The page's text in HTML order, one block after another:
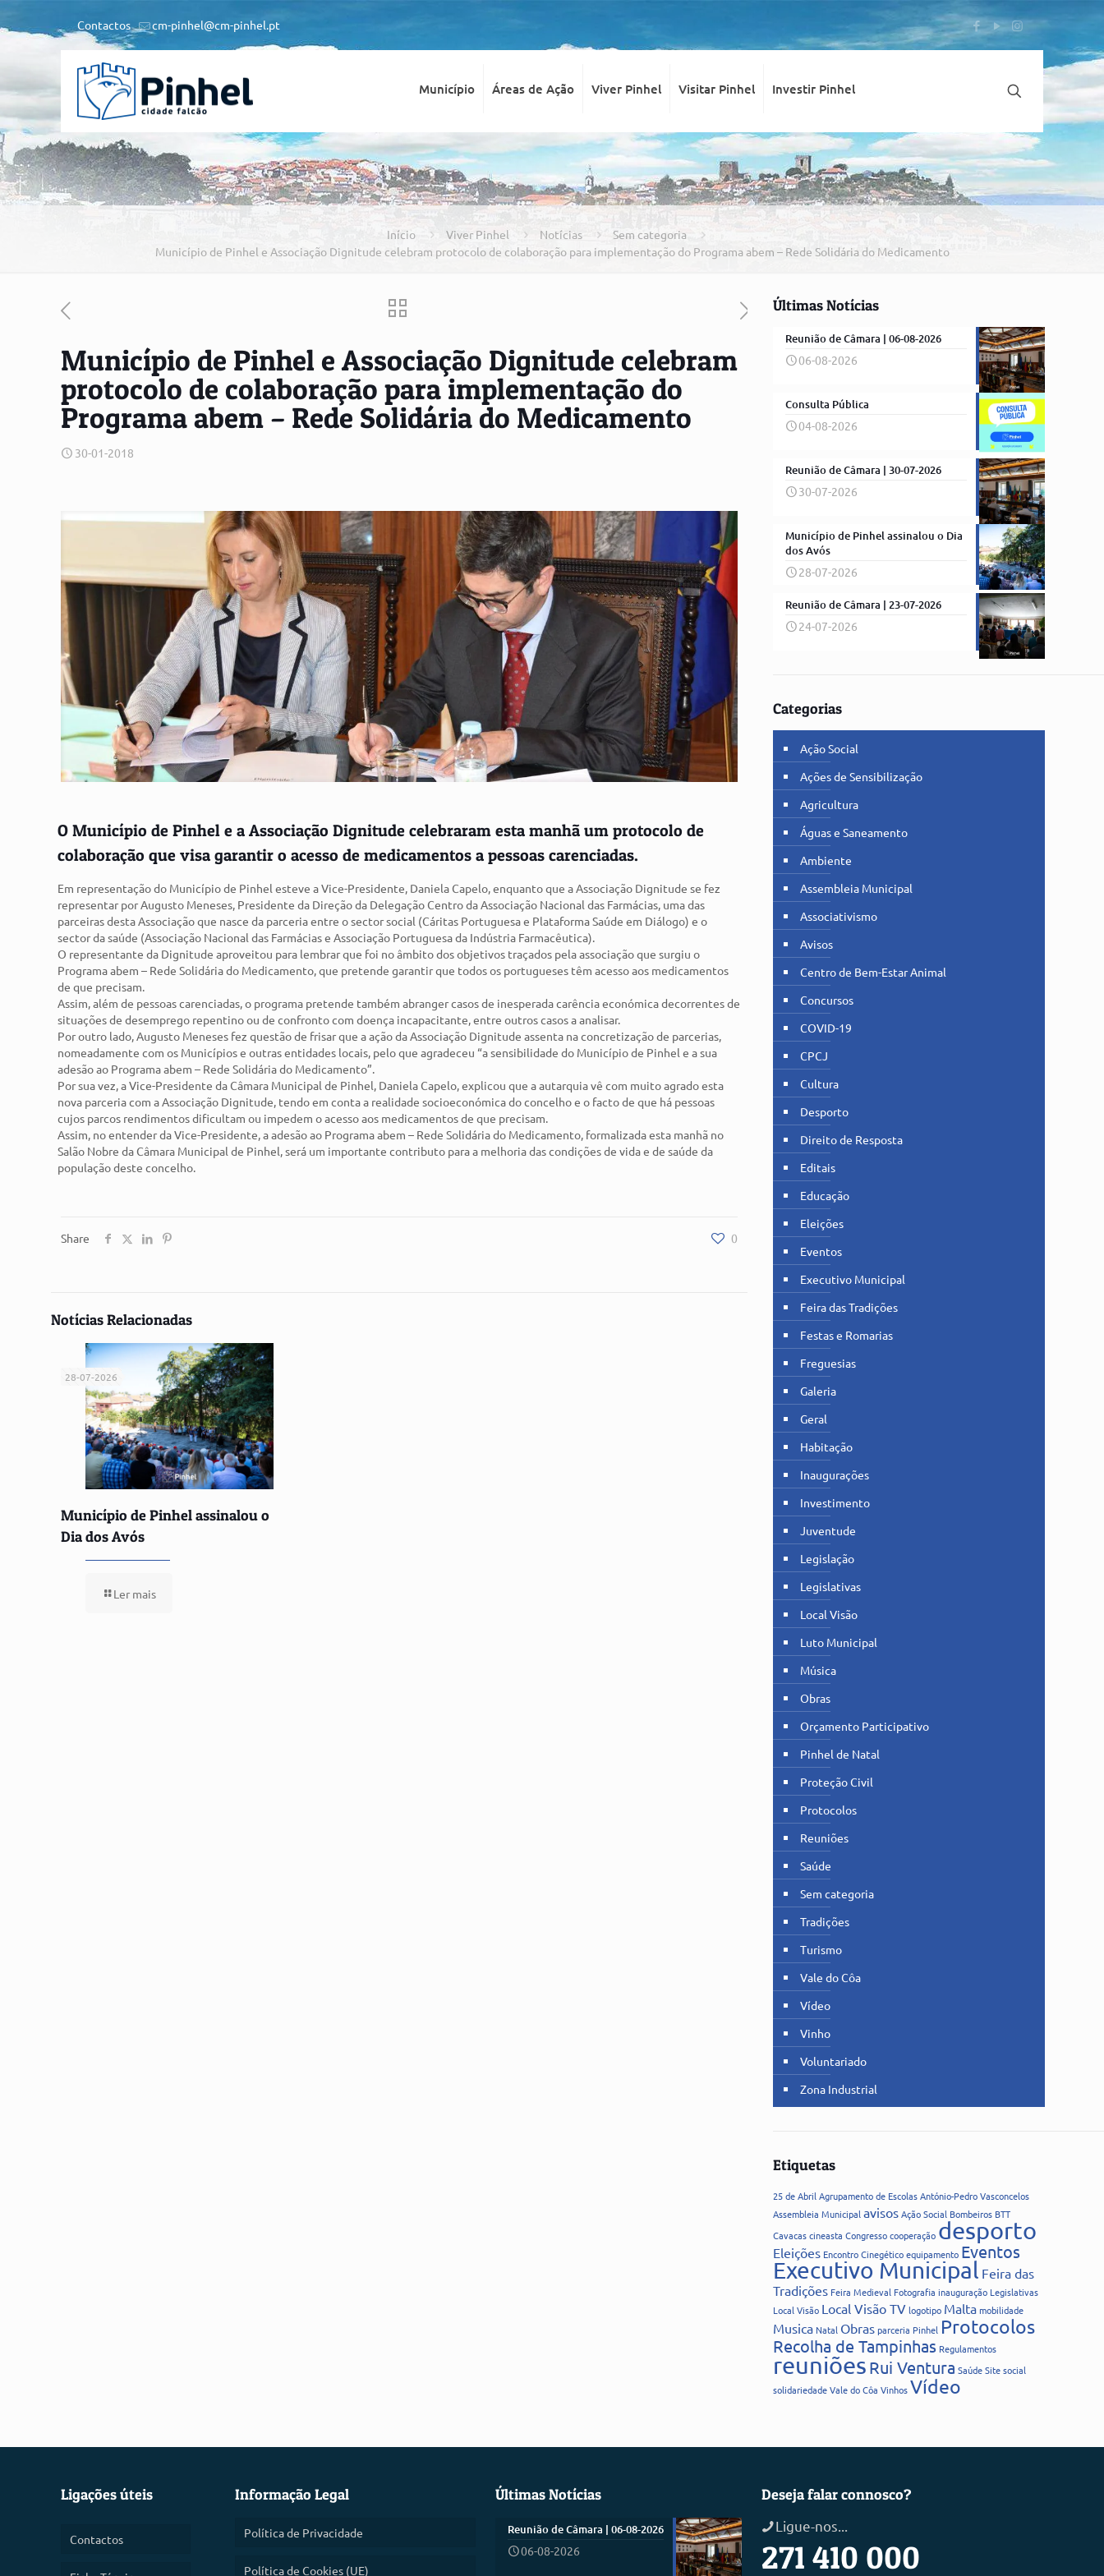
Contactos cm-pinhel@cm-pinhel.pt
Município Áreas de Ação Viver Pinhel Visitar Pinhel Investir Pinhel
Início Viver Pinhel Notícias
Sem categoria
Município de Pinhel e Associação Dignitude celebram protocolo de colaboração para implementação do Programa abem – Rede Solidária do Medicamento
Município de Pinhel e Associação Dignitude celebram
protocolo de colaboração para implementação do
Programa abem – Rede Solidária do Medicamento
30-01-2018
O Município de Pinhel e a Associação Dignitude celebraram esta manhã um protocolo de
colaboração que visa garantir o acesso de medicamentos a pessoas carenciadas.
Em representação do Município de Pinhel esteve a Vice-Presidente, Daniela Capelo, enquanto que a Associação Dignitude se fez
representar por Augusto Meneses, Presidente da Direção da Delegação Centro da Associação Nacional das Farmácias, uma das
parceiras desta Associação que nasce da parceria entre o sector social (Cáritas Portuguesa e Plataforma Saúde em Diálogo) e o
sector da saúde (Associação Nacional das Farmácias e Associação Portuguesa da Indústria Farmacêutica).
O representante da Dignitude aproveitou para lembrar que foi no âmbito dos objetivos traçados pela associação que surgiu o
Programa abem – Rede Solidária do Medicamento, que pretende garantir que todos os portugueses têm acesso aos medicamentos
de que precisam.
Assim, além de pessoas carenciadas, o programa pretende também abranger casos de inesperada carência económica decorrentes de
situações de desemprego repentino ou de confronto com doença incapacitante, entre outros casos a analisar.
Por outro lado, Augusto Meneses fez questão de frisar que a ação da Associação Dignitude assenta na concretização de parcerias,
nomeadamente com os Municípios e outras entidades locais, pelo que agradeceu “a sensibilidade do Município de Pinhel e a sua
adesão ao Programa abem – Rede Solidária do Medicamento”.
Por sua vez, a Vice-Presidente da Câmara Municipal de Pinhel, Daniela Capelo, explicou que a autarquia vê com muito agrado esta
nova parceria com a Associação Dignitude, tendo em conta a realidade socioeconómica do concelho e o facto de que há pessoas
cujos parcos rendimentos dificultam ou impedem o acesso aos medicamentos de que precisam.
Assim, no entender da Vice-Presidente, a adesão ao Programa abem – Rede Solidária do Medicamento, formalizada esta manhã no
Salão Nobre da Câmara Municipal de Pinhel, será um importante contributo para a melhoria das condições de vida e de saúde da
população deste concelho.
Share 0
Notícias Relacionadas
28-07-2026
Município de Pinhel assinalou o
Dia dos Avós
Ler mais
Últimas Notícias
Reunião de Câmara | 06-08-2026
06-08-2026
Consulta Pública
04-08-2026
Reunião de Câmara | 30-07-2026
30-07-2026
Município de Pinhel assinalou o Dia
dos Avós
28-07-2026
Reunião de Câmara | 23-07-2026
24-07-2026
Categorias
Ação Social
Ações de Sensibilização
Agricultura
Águas e Saneamento
Ambiente
Assembleia Municipal
Associativismo
Avisos
Centro de Bem-Estar Animal
Concursos
COVID-19
CPCJ
Cultura
Desporto
Direito de Resposta
Editais
Educação
Eleições
Eventos
Executivo Municipal
Feira das Tradições
Festas e Romarias
Freguesias
Galeria
Geral
Habitação
Inaugurações
Investimento
Juventude
Legislação
Legislativas
Local Visão
Luto Municipal
Música
Obras
Orçamento Participativo
Pinhel de Natal
Proteção Civil
Protocolos
Reuniões
Saúde
Sem categoria
Tradições
Turismo
Vale do Côa
Vídeo
Vinho
Voluntariado
Zona Industrial
Etiquetas
25 de Abril Agrupamento de EscolasAntónio-Pedro Vasconcelos
Assembleia Municipal avisosAção Social Bombeiros BTT
Cavacascineasta Congressocooperação desporto
Eleições Encontro Cinegéticoequipamento Eventos
Executivo Municipal Feira das
Tradições Feira Medieval Fotografia inauguração Legislativas
Local Visão Local Visão TVlogotipo Maltamobilidade
Musica Natal Obrasparceria Pinhel Protocolos
Recolha de Tampinhas Regulamentos
reuniões Rui Ventura SaúdeSitesocial
solidariedadeVale do Côa VinhosVídeo
Ligações úteis
Contactos
Informação Legal
Política de Privacidade
Política de Cookies (UE)
Últimas Notícias
Reunião de Câmara | 06-08-2026
06-08-2026
Deseja falar connosco?
Ligue-nos...
271 410 000